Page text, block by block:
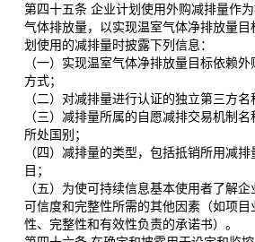
第四十五条 企业计划使用外购减排量作
气体排放量，以实现温室气体净排放量
划使用的减排量时披露下列信息：
（一）实现温室气体净排放量目标依赖
方式；
（二）对减排量进行认证的独立第三方名
（三）减排量所属的自愿减排交易机制
所处国别；
（四）减排量的类型，包括抵销所用减
目；
（五）为使可持续信息基本使用者了解
可信度和完整性所需的其他因素（如项
性、完整性和有效性负责的承诺书）。